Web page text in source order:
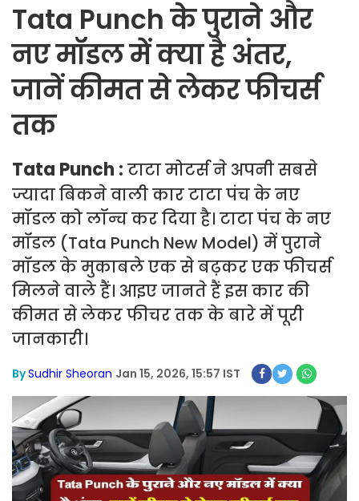
Tata Punch के पुराने और
नए मॉडल में क्या है अंतर,
जानें कीमत से लेकर फीचर्स
तक
Tata Punch : टाटा मोटर्स ने अपनी सबसे
ज्यादा बिकने वाली कार टाटा पंच के नए
मॉडल को लॉन्च कर दिया है। टाटा पंच के नए
मॉडल (Tata Punch New Model) में पुराने
मॉडल के मुकाबले एक से बढ़कर एक फीचर्स
मिलने वाले हैं। आइए जानते हैं इस कार की
कीमत से लेकर फीचर तक के बारे में पूरी
जानकारी।
BySudhir Sheoran Jan 15, 2026, 15:57 IST